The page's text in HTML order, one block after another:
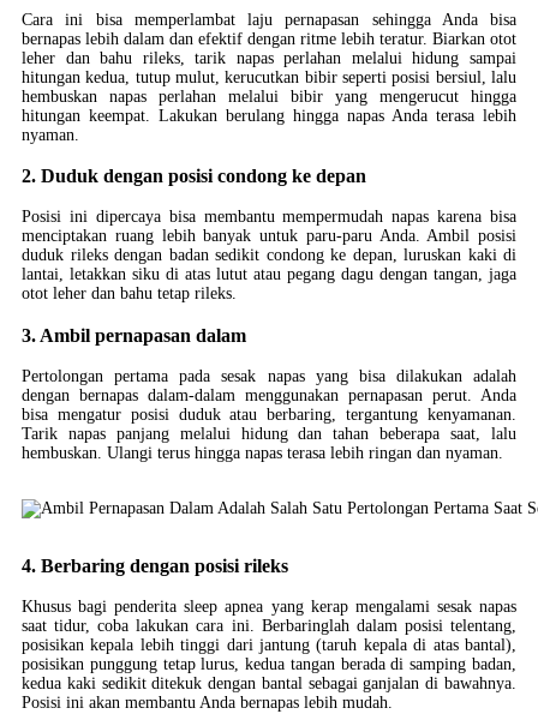
Cara ini bisa memperlambat laju pernapasan sehingga Anda bisa
bernapas lebih dalam dan efektif dengan ritme lebih teratur. Biarkan otot
leher dan bahu rileks, tarik napas perlahan melalui hidung sampai
hitungan kedua, tutup mulut, kerucutkan bibir seperti posisi bersiul, lalu
hembuskan napas perlahan melalui bibir yang mengerucut hingga
hitungan keempat. Lakukan berulang hingga napas Anda terasa lebih
nyaman.
2. Duduk dengan posisi condong ke depan
Posisi ini dipercaya bisa membantu mempermudah napas karena bisa
menciptakan ruang lebih banyak untuk paru-paru Anda. Ambil posisi
duduk rileks dengan badan sedikit condong ke depan, luruskan kaki di
lantai, letakkan siku di atas lutut atau pegang dagu dengan tangan, jaga
otot leher dan bahu tetap rileks.
3. Ambil pernapasan dalam
Pertolongan pertama pada sesak napas yang bisa dilakukan adalah
dengan bernapas dalam-dalam menggunakan pernapasan perut. Anda
bisa mengatur posisi duduk atau berbaring, tergantung kenyamanan.
Tarik napas panjang melalui hidung dan tahan beberapa saat, lalu
hembuskan. Ulangi terus hingga napas terasa lebih ringan dan nyaman.
4. Berbaring dengan posisi rileks
Khusus bagi penderita sleep apnea yang kerap mengalami sesak napas
saat tidur, coba lakukan cara ini. Berbaringlah dalam posisi telentang,
posisikan kepala lebih tinggi dari jantung (taruh kepala di atas bantal),
posisikan punggung tetap lurus, kedua tangan berada di samping badan,
kedua kaki sedikit ditekuk dengan bantal sebagai ganjalan di bawahnya.
Posisi ini akan membantu Anda bernapas lebih mudah.